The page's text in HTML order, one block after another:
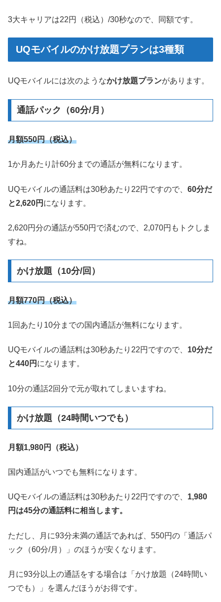
3大キャリアは22円（税込）/30秒なので、同額です。
UQモバイルのかけ放題プランは3種類
UQモバイルには次のようなかけ放題プランがあります。
通話パック（60分/月）
月額550円（税込）
1か月あたり計60分までの通話が無料になります。
UQモバイルの通話料は30秒あたり22円ですので、 60分だ
と2,620円 になります。
2,620円分の通話が550円で済むので、2,070円もトクしま
すね。
かけ放題（10分/回）
月額770円（税込）
1回あたり10分までの国内通話が無料になります。
UQモバイルの通話料は30秒あたり22円ですので、 10分だ
と440円 になります。
10分の通話2回分で元が取れてしまいますね。
かけ放題（24時間いつでも）
月額1,980円（税込）
国内通話がいつでも無料になります。
UQモバイルの通話料は30秒あたり22円ですので、 1,980
円は45分の通話料に相当します。
ただし、月に93分未満の通話であれば、550円の「通話パ
ック（60分/月）」のほうが安くなります。
月に93分以上の通話をする場合は「かけ放題（24時間い
つでも）」を選んだほうがお得です。